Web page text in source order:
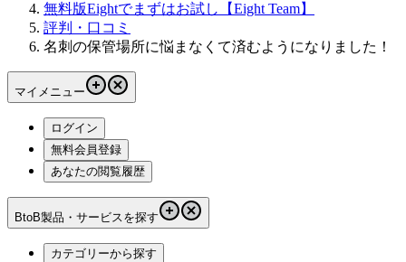
無料版Eightでまずはお試し【Eight Team】
評判・口コミ
名刺の保管場所に悩まなくて済むようになりました！
マイメニュー
ログイン
無料会員登録
あなたの閲覧履歴
BtoB製品・サービスを探す
カテゴリーから探す